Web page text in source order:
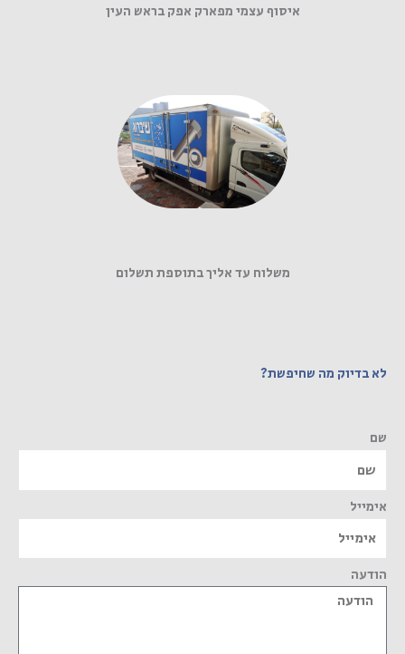
איסוף עצמי מפארק אפק בראש העין
משלוח עד אליך בתוספת תשלום
לא בדיוק מה שחיפשת?
שם
אימייל
הודעה